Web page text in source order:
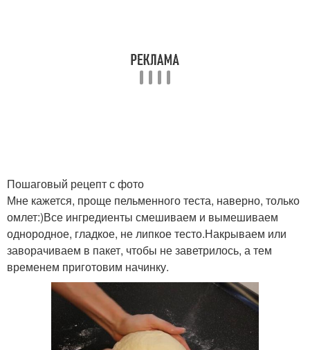
Пошаговый рецепт с фото
Мне кажется, проще пельменного теста, наверно, только
омлет:)Все ингредиенты смешиваем и вымешиваем
однородное, гладкое, не липкое тесто.Накрываем или
заворачиваем в пакет, чтобы не заветрилось, а тем
временем приготовим начинку.